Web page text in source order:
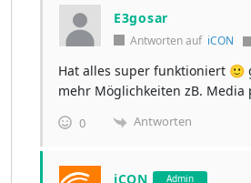
E3gosar
Antworten auf iCON
Hat alles super funktioniert 🙂
mehr Möglichkeiten zB. Media
0 Antworten
iCON Admin